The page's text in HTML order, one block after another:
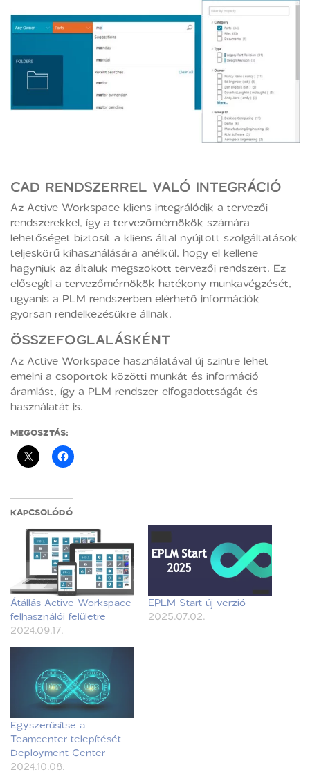
CAD RENDSZERREL VALÓ INTEGRÁCIÓ
Az Active Workspace kliens integrálódik a tervezői
rendszerekkel, így a tervezőmérnökök számára
lehetőséget biztosít a kliens által nyújtott szolgáltatások
teljeskörű kihasználására anélkül, hogy el kellene
hagyniuk az általuk megszokott tervezői rendszert. Ez
elősegíti a tervezőmérnökök hatékony munkavégzését,
ugyanis a PLM rendszerben elérhető információk
gyorsan rendelkezésükre állnak.
ÖSSZEFOGLALÁSKÉNT
Az Active Workspace használatával új szintre lehet
emelni a csoportok közötti munkát és információ
áramlást, így a PLM rendszer elfogadottságát és
használatát is.
MEGOSZTÁS:
KAPCSOLÓDÓ
Átállás Active Workspace
felhasználói felületre
2024.09.17.
EPLM Start új verzió
2025.07.02.
Egyszerűsítse a
Teamcenter telepítését –
Deployment Center
2024.10.08.